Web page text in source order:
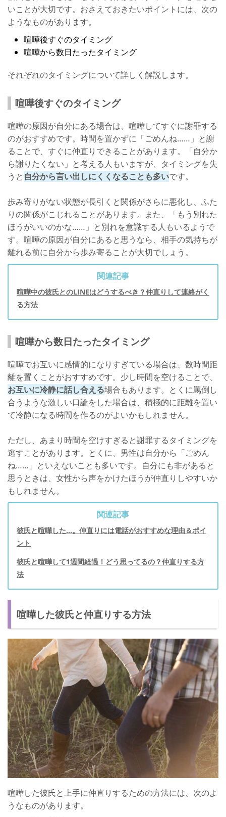
いことが大切です。おさえておきたいポイントには、次の
ようなものがあります。
喧嘩後すぐのタイミング
喧嘩から数日たったタイミング
それぞれのタイミングについて詳しく解説します。
喧嘩後すぐのタイミング
喧嘩の原因が自分にある場合は、喧嘩してすぐに謝罪する
のがおすすめです。時間を置かずに「ごめんね……」と謝
ることで、すぐに仲直りできることがあります。「自分か
ら謝りたくない」と考える人もいますが、タイミングを失
うと 自分から言い出しにくくなることも多いです。
歩み寄りがない状態が長引くと関係がさらに悪化し、ふた
りの関係がこじれることがあります。また、「もう別れた
ほうがいいのかな……」と別れを意識する人もいるようで
す。喧嘩の原因が自分にあると思うなら、相手の気持ちが
離れる前に自分から歩み寄ることが大切でしょう。
関連記事
喧嘩中の彼氏とのLINEはどうするべき？仲直りして連絡がく
る方法
喧嘩から数日たったタイミング
喧嘩でお互いに感情的になりすぎている場合は、数時間距
離を置くことがおすすめです。少し時間を空けることで、
お互いに冷静に話し合える場合もあります。とくに罵倒し
合うような激しい口論をした場合は、積極的に距離を置い
て冷静になる時間を作るのがよいかもしれません。
ただし、あまり時間を空けすぎると謝罪するタイミングを
逃すことがあります。とくに、男性は自分から「ごめん
ね……」といえないことも多いです。自分にも非があると
思うときは、女性から声をかけたほうが仲直りしやすいか
もしれません。
関連記事
彼氏と喧嘩した...。仲直りには電話がおすすめな理由＆ポイ
ント
彼氏と喧嘩して1週間経過！どう思ってるの？仲直りする方
法
喧嘩した彼氏と仲直りする方法
喧嘩した彼氏と上手に仲直りするための方法には、次のよ
うなものがあります。